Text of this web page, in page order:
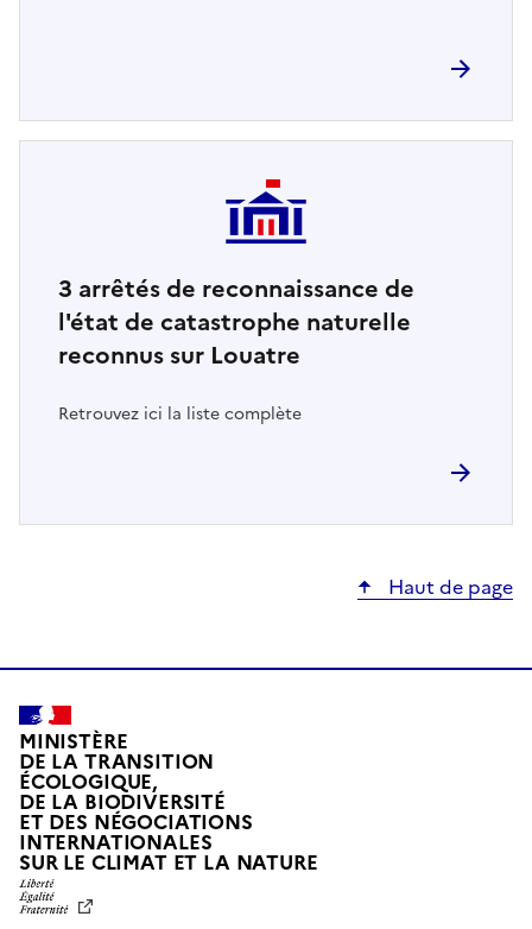
3 arrêtés de reconnaissance de
l'état de catastrophe naturelle
reconnus sur Louatre
Retrouvez ici la liste complète
Haut de page
MINISTÈRE
DE LA TRANSITION
ÉCOLOGIQUE,
DE LA BIODIVERSITÉ
ET DES NÉGOCIATIONS
INTERNATIONALES
SUR LE CLIMAT ET LA NATUREL